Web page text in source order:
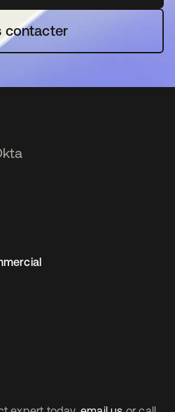
contacter